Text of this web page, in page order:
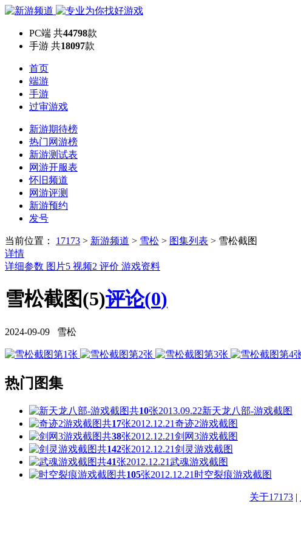
PC端 共44798款
手游 共18097款
首页
端游
手游
过审游戏
新游期待榜
热门网游榜
新游测试表
网游开服表
怀旧频道
网游评测
新游预约
发号
当前位置： 17173 > 新游频道 > 雪松 > 图集列表 > 雪松截图
详情
详细参数 图片5 视频2 评价 游戏资料
雪松截图(5)评论(0)
2024-09-09 雪松
热门图集
共10张2013.09.22新天龙八部-游戏截图
共17张2012.12.21奇迹2游戏截图
共38张2012.12.21剑网3游戏截图
共142张2012.12.21剑灵游戏截图
共41张2012.12.21武魂游戏截图
共105张2012.12.21 时空裂痕游戏截图
关于17173 |